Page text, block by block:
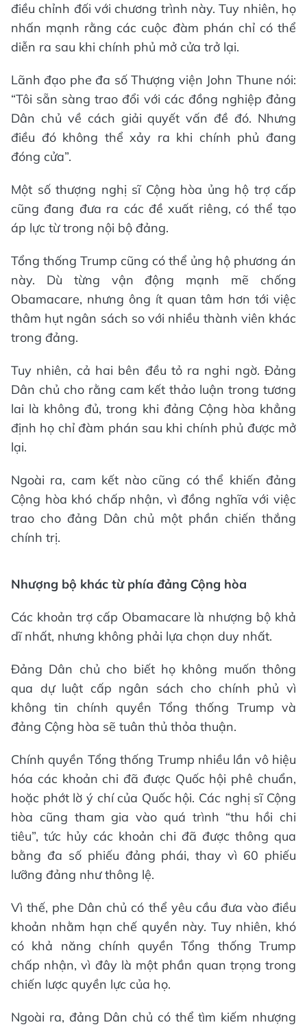
điều chỉnh đối với chương trình này. Tuy nhiên, họ
nhấn mạnh rằng các cuộc đàm phán chỉ có thể
diễn ra sau khi chính phủ mở cửa trở lại.
Lãnh đạo phe đa số Thượng viện John Thune nói:
“Tôi sẵn sàng trao đổi với các đồng nghiệp đảng
Dân chủ về cách giải quyết vấn đề đó. Nhưng
điều đó không thể xảy ra khi chính phủ đang
đóng cửa”.
Một số thượng nghị sĩ Cộng hòa ủng hộ trợ cấp
cũng đang đưa ra các đề xuất riêng, có thể tạo
áp lực từ trong nội bộ đảng.
Tổng thống Trump cũng có thể ủng hộ phương án
này. Dù từng vận động mạnh mẽ chống
Obamacare, nhưng ông ít quan tâm hơn tới việc
thâm hụt ngân sách so với nhiều thành viên khác
trong đảng.
Tuy nhiên, cả hai bên đều tỏ ra nghi ngờ. Đảng
Dân chủ cho rằng cam kết thảo luận trong tương
lai là không đủ, trong khi đảng Cộng hòa khẳng
định họ chỉ đàm phán sau khi chính phủ được mở
lại.
Ngoài ra, cam kết nào cũng có thể khiến đảng
Cộng hòa khó chấp nhận, vì đồng nghĩa với việc
trao cho đảng Dân chủ một phần chiến thắng
chính trị.
Nhượng bộ khác từ phía đảng Cộng hòa
Các khoản trợ cấp Obamacare là nhượng bộ khả
dĩ nhất, nhưng không phải lựa chọn duy nhất.
Đảng Dân chủ cho biết họ không muốn thông
qua dự luật cấp ngân sách cho chính phủ vì
không tin chính quyền Tổng thống Trump và
đảng Cộng hòa sẽ tuân thủ thỏa thuận.
Chính quyền Tổng thống Trump nhiều lần vô hiệu
hóa các khoản chi đã được Quốc hội phê chuẩn,
hoặc phớt lờ ý chí của Quốc hội. Các nghị sĩ Cộng
hòa cũng tham gia vào quá trình “thu hồi chi
tiêu”, tức hủy các khoản chi đã được thông qua
bằng đa số phiếu đảng phái, thay vì 60 phiếu
lưỡng đảng như thông lệ.
Vì thế, phe Dân chủ có thể yêu cầu đưa vào điều
khoản nhằm hạn chế quyền này. Tuy nhiên, khó
có khả năng chính quyền Tổng thống Trump
chấp nhận, vì đây là một phần quan trọng trong
chiến lược quyền lực của họ.
Ngoài ra, đảng Dân chủ có thể tìm kiếm nhượng